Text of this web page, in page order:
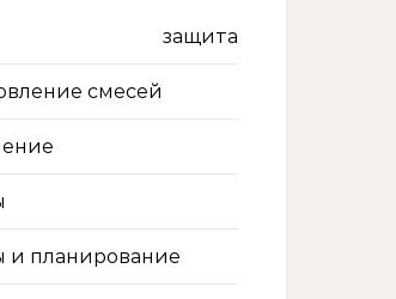
защита
смесей
и планирование